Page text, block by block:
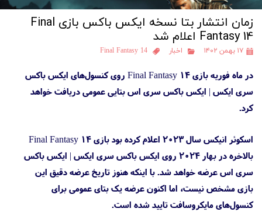
زمان انتشار بتا نسخه ایکس باکس بازی Final
Fantasy 14 اعلام شد
۱۷ بهمن ۱۴۰۲ اخبار Final Fantasy 14
در ماه فوریه بازی Final Fantasy 14 روی کنسول‌های ایکس باکس
سری ایکس | ایکس باکس سری اس بتایی عمومی دریافت خواهد
کرد.
اسکوئر انیکس سال ۲۰۲۳ اعلام کرده بود بازی Final Fantasy 14
بالاخره در بهار ۲۰۲۴ روی ایکس باکس سری ایکس | ایکس باکس
سری اس عرضه خواهد شد. با اینکه هنوز تاریخ عرضه دقیق این
بازی مشخص نیست، اما اکنون عرضه یک بتای عمومی برای
کنسول‌های مایکروسافت تایید شده است.